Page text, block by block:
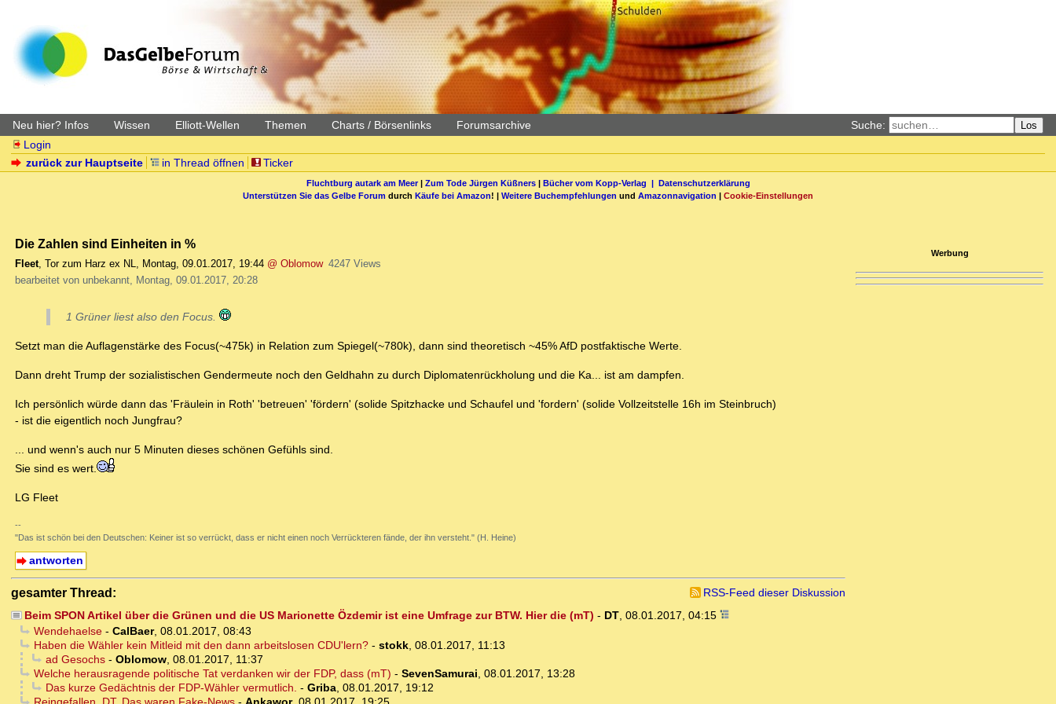
Neu hier? Infos Wissen Elliott-Wellen Themen Charts / Börsenlinks Forumsarchive Suche: Los
Login
zurück zur Hauptseite
in Thread öffnen Ticker
Fluchtburg autark am Meer| Zum Tode Jürgen Küßners| Bücher vom Kopp-Verlag | Datenschutzerklärung
Unterstützen Sie das Gelbe Forum durch Käufe bei Amazon! | Weitere Buchempfehlungen und Amazonnavigation | Cookie-Einstellungen
Die Zahlen sind Einheiten in %
Fleet, Tor zum Harz ex NL, Montag, 09.01.2017, 19:44 @ Oblomow 4247 Views
bearbeitet von unbekannt, Montag, 09.01.2017, 20:28
1 Grüner liest also den Focus.
Setzt man die Auflagenstärke des Focus(~475k) in Relation zum Spiegel(~780k), dann sind theoretisch ~45% AfD postfaktische Werte.
Dann dreht Trump der sozialistischen Gendermeute noch den Geldhahn zu durch Diplomatenrückholung und die Ka... ist am dampfen.
Ich persönlich würde dann das 'Fräulein in Roth' 'betreuen' 'fördern' (solide Spitzhacke und Schaufel und 'fordern' (solide Vollzeitstelle 16h im Steinbruch)
- ist die eigentlich noch Jungfrau?
... und wenn's auch nur 5 Minuten dieses schönen Gefühls sind.
Sie sind es wert.
LG Fleet
--
"Das ist schön bei den Deutschen: Keiner ist so verrückt, dass er nicht einen noch Verrückteren fände, der ihn versteht." (H. Heine)
antworten
gesamter Thread:
RSS-Feed dieser Diskussion
Beim SPON Artikel über die Grünen und die US Marionette Özdemir ist eine Umfrage zur BTW. Hier die (mT) - DT, 08.01.2017, 04:15
Wendehaelse- CalBaer, 08.01.2017, 08:43
Haben die Wähler kein Mitleid mit den dann arbeitslosen CDU'lern?- stokk, 08.01.2017, 11:13
ad Gesochs- Oblomow, 08.01.2017, 11:37
Welche herausragende politische Tat verdanken wir der FDP, dass (mT) - SevenSamurai, 08.01.2017, 13:28
Das kurze Gedächtnis der FDP-Wähler vermutlich. - Griba, 08.01.2017, 19:12
Werbung